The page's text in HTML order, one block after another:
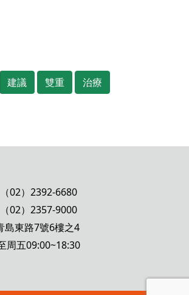
建議 雙重
治療
02）2392-6680
02）2357-9000
島東路7號6樓之4
周五09:00~18:30